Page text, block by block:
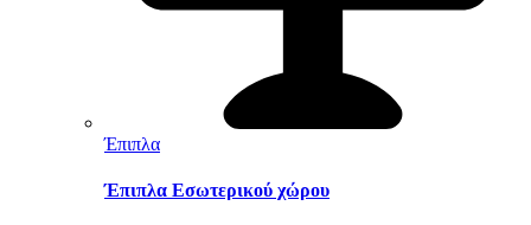
Έπιπλα
Έπιπλα Εσωτερικού χώρου